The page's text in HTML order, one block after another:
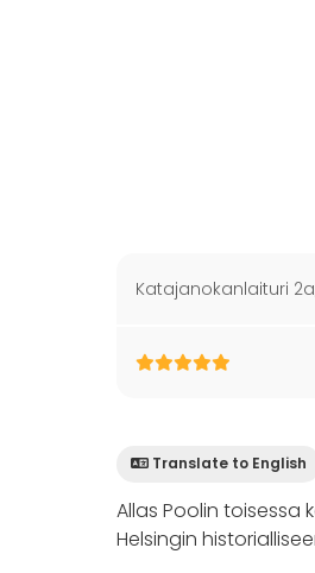
Katajanokanlaituri 2a
Translate to English
Allas Poolin toisessa
Helsingin